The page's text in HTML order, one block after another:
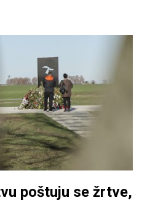
poštuju se žrtve,